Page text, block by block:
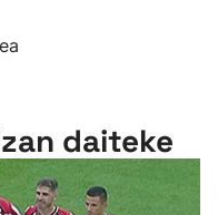
daiteke